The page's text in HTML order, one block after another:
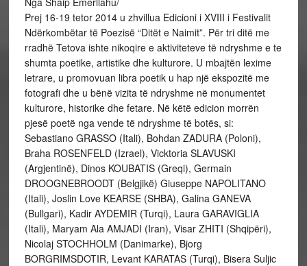
Prej 16-19 tetor 2014 u zhvillua Edicioni i XVIII i Festivalit
Ndërkombëtar të Poezisë “Ditët e Naimit”. Për tri ditë me
rradhë Tetova ishte nikoqire e aktiviteteve të ndryshme e te
shumta poetike, artistike dhe kulturore. U mbajtën lexime
letrare, u promovuan libra poetik u hap një ekspozitë me
fotografi dhe u bënë vizita të ndryshme në monumentet
kulturore, historike dhe fetare. Në këtë edicion morrën
pjesë poetë nga vende të ndryshme të botës, si:
Sebastiano GRASSO (Itali), Bohdan ZADURA (Poloni),
Braha ROSENFELD (Izrael), Vicktoria SLAVUSKI
(Argjentinë), Dinos KOUBATIS (Greqi), Germain
DROOGNEBROODT (Belgjikë) Giuseppe NAPOLITANO
(Itali), Joslin Love KEARSE (SHBA), Galina GANEVA
(Bullgari), Kadir AYDEMIR (Turqi), Laura GARAVIGLIA
(Itali), Maryam Ala AMJADI (Iran), Visar ZHITI (Shqipëri),
Nicolaj STOCHHOLM (Danimarke), Bjorg
BORGRIMSDOTIR, Levant KARATAS (Turqi), Bisera Suljic